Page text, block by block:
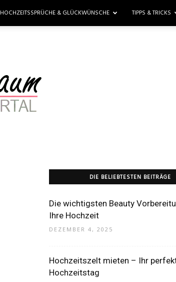
HOCHZEITSSPRÜCHE & GLÜCKWÜNSCHE TIPPS & TRICKS
DIE BELIEBTESTEN BEITRÄGE
Die wichtigsten Beauty
Ihre Hochzeit
DEZEMBER 4, 2025
Hochzeitszelt mieten – Ihr
Hochzeitstag